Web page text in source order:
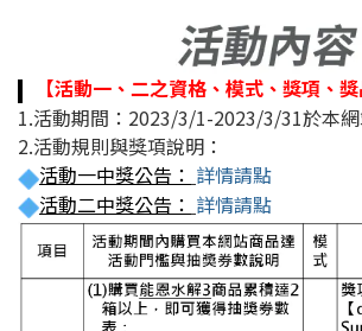
【活動一、二之資格、模式、獎項、
1.活動期間：2023/3/1-2023/3/31於本網
2.活動規則與獎項說明：
活動一中獎公告 ： 詳情請點
活動二中獎公告 ： 詳情請點